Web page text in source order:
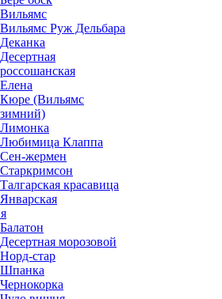
Вильямс
Вильямс Руж Дельбара
Деканка
Десертная
россошанская
Елена
Кюре (Вильямс
зимний)
Лимонка
Любимица Клаппа
Сен-жермен
Старкримсон
Талгарская красавица
Январская
Балатон
Десертная морозовой
Норд-стар
Шпанка
Чернокорка